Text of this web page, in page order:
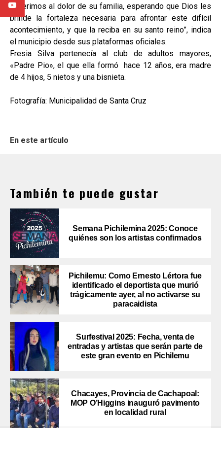
adherimos al dolor de su familia, esperando que Dios les
brinde la fortaleza necesaria para afrontar este difícil
acontecimiento, y que la reciba en su santo reino”, indica
el municipio desde sus plataformas oficiales.
Fresia Silva pertenecía al club de adultos mayores,
«Padre Pio», el que ella formó hace 12 años, era madre
de 4 hijos, 5 nietos y una bisnieta.
Fotografía: Municipalidad de Santa Cruz
En este artículo
También te puede gustar
Semana Pichilemina 2025: Conoce
quiénes son los artistas confirmados
Pichilemu: Como Ernesto Lértora fue
identificado el deportista que murió
trágicamente ayer, al no activarse su
paracaidista
Surfestival 2025: Fecha, venta de
entradas y artistas que serán parte de
este gran evento en Pichilemu
Chacayes, Provincia de Cachapoal:
MOP O’Higgins inauguró pavimento
en localidad rural